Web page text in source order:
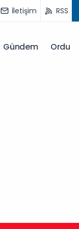
İletişim RSS
Gündem Ordu